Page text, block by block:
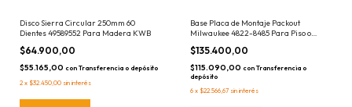
Disco Sierra Circular 250mm 60
Dientes 49589552 Para Madera KWB
$64.900,00
$55.165,00 con Transferencia o depósito
2 x $32.450,00 sin interés
Base Placa de Montaje Packout
Milwaukee 4822-8485 Para Piso o
Pared 8485
$135.400,00
$115.090,00 con Transferencia o
depósito
6 x $22.566,67 sin interés